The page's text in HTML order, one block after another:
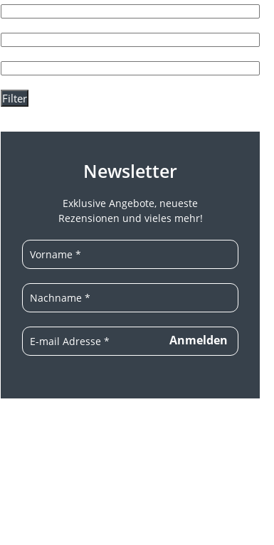
Filter
Newsletter
Exklusive Angebote, neueste
Rezensionen und vieles mehr!